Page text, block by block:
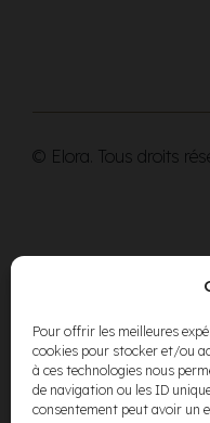
Pour offrir les meilleures
cookies pour stocker et/ou
à ces technologies nous
de navigation ou les ID
consentement peut avoir un
© Elora. Tous droits